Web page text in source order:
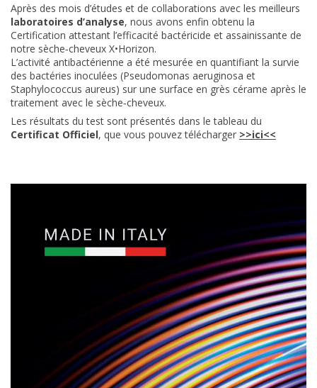
Après des mois d’études et de collaborations avec les meilleurs
laboratoires d’analyse, nous avons enfin obtenu la
Certification attestant l’efficacité bactéricide et assainissante de
notre sèche‑cheveux X•Horizon.
L’activité antibactérienne a été mesurée en quantifiant la survie
des bactéries inoculées (Pseudomonas aeruginosa et
Staphylococcus aureus) sur une surface en grès cérame après le
traitement avec le sèche‑cheveux.
Les résultats du test sont présentés dans le tableau du
Certificat Officiel, que vous pouvez télécharger >>ici<<